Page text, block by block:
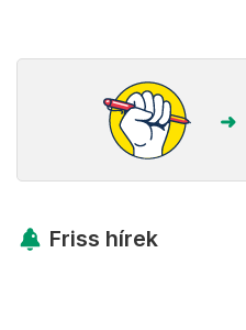
Friss hírek